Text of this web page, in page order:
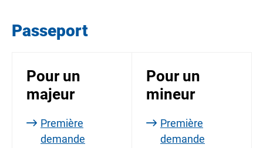
Passeport
Pour un
majeur
Première
demande
Pour un
mineur
Première
demande